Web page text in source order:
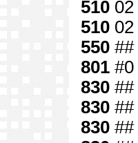
510 02
510 02
550 ##
801 #0
830 ##
830 ##
830 ##